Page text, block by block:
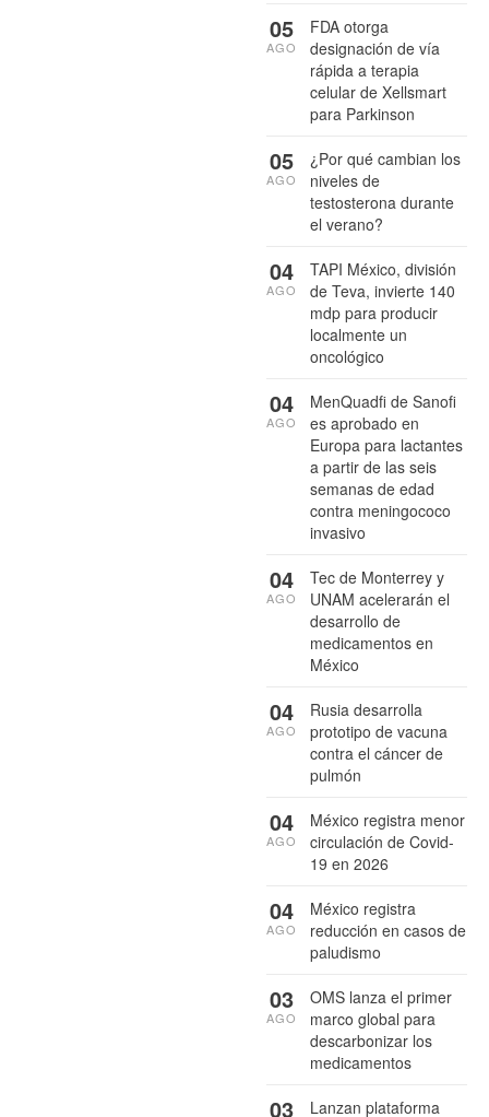
FDA otorga
designación de vía
rápida a terapia
celular de Xellsmart
para Parkinson
05
AGO
¿Por qué cambian los
niveles de
testosterona durante
el verano?
05
AGO
TAPI México, división
de Teva, invierte 140
mdp para producir
localmente un
oncológico
04
AGO
MenQuadfi de Sanofi
es aprobado en
Europa para lactantes
a partir de las seis
semanas de edad
contra meningococo
invasivo
04
AGO
Tec de Monterrey y
UNAM acelerarán el
desarrollo de
medicamentos en
México
04
AGO
Rusia desarrolla
prototipo de vacuna
contra el cáncer de
pulmón
04
AGO
México registra menor
circulación de Covid-
19 en 2026
04
AGO
México registra
reducción en casos de
paludismo
04
AGO
OMS lanza el primer
marco global para
descarbonizar los
medicamentos
03
AGO
Lanzan plataforma
03